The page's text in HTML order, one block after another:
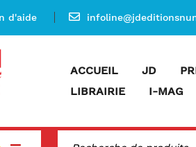
d'aide
ACCUEIL JD
LIBRAIRIE
I-MAG